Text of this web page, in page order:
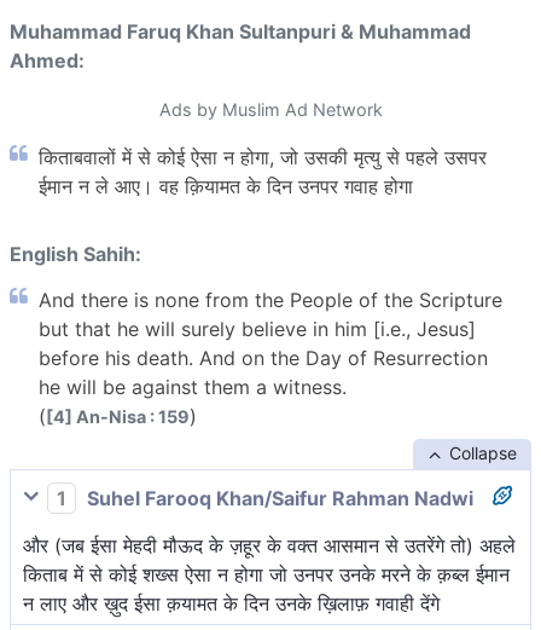
Muhammad Faruq Khan Sultanpuri & Muhammad
Ahmed:
Ads by Muslim Ad Network
किताबवालों में से कोई ऐसा न होगा, जो उसकी मृत्यु से पहले उसपर
ईमान न ले आए। वह क़ियामत के दिन उनपर गवाह होगा
English Sahih:
And there is none from the People of the Scripture
but that he will surely believe in him [i.e., Jesus]
before his death. And on the Day of Resurrection
he will be against them a witness.
([4] An-Nisa : 159)
Collapse
1
Suhel Farooq Khan/Saifur Rahman Nadwi
और (जब ईसा मेहदी मौऊद के ज़हूर के वक्त आसमान से उतरेंगे तो) अहले
किताब में से कोई शख्स ऐसा न होगा जो उनपर उनके मरने के क़ब्ल ईमान
न लाए और ख़ुद ईसा क़यामत के दिन उनके ख़िलाफ़ गवाही देंगे